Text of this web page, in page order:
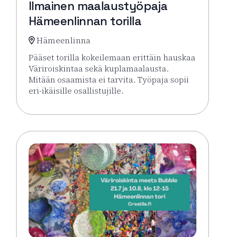
Ilmainen maalaustyöpaja
Hämeenlinnan torilla
Hämeenlinna
Pääset torilla kokeilemaan erittäin hauskaa
Väriroiskintaa sekä kuplamaalausta.
Mitään osaamista ei tarvita. Työpaja sopii
eri-ikäisille osallistujille.
Lue lisää tapahtumasta Väriroiskinta Meets